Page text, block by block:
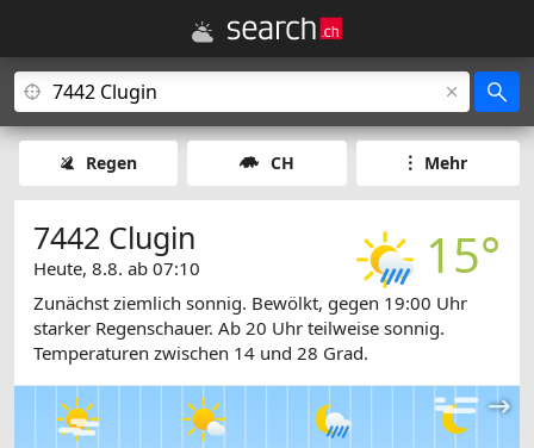
Regen CH Mehr
15°
7442 Clugin
Heute, 8.8. ab 07:10
Zunächst ziemlich sonnig. Bewölkt, gegen 19:00 Uhr
starker Regenschauer. Ab 20 Uhr teilweise sonnig.
Temperaturen zwischen 14 und 28 Grad.